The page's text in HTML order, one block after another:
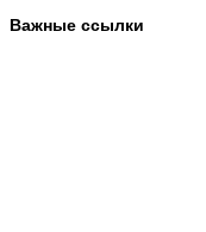
Важные ссылки